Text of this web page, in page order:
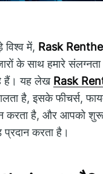
में, Rask
के साथ हमारे
हैं। यह लेख Rask
है, इसके फीचर्स,
करता है, और आपको
करता है।